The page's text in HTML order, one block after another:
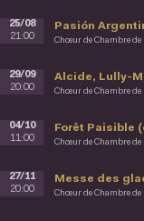
Pasión
Chœur de Chambre de
25/08
21:00
Alcide, Lully-
Chœur de Chambre de
29/09
20:00
Forêt Paisible
Chœur de Chambre de
04/10
11:00
Messe des
Chœur de Chambre de
27/11
20:00